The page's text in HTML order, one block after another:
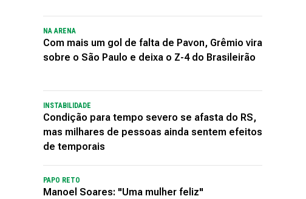
NA ARENA
Com mais um gol de falta de Pavon, Grêmio vira
sobre o São Paulo e deixa o Z-4 do Brasileirão
INSTABILIDADE
Condição para tempo severo se afasta do RS,
mas milhares de pessoas ainda sentem efeitos
de temporais
PAPO RETO
Manoel Soares: "Uma mulher feliz"